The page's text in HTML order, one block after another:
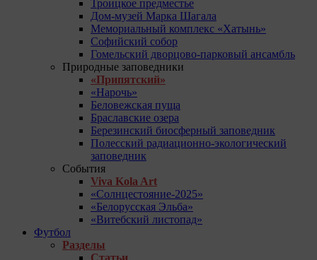
Троицкое предместье
Дом-музей Марка Шагала
Мемориальный комплекс «Хатынь»
Софийский собор
Гомельский дворцово-парковый ансамбль
Природные заповедники
«Припятский»
«Нарочь»
Беловежская пуща
Браславские озера
Березинский биосферный заповедник
Полесский радиационно-экологический
заповедник
События
Viva Kola Art
«Солнцестояние-2025»
«Белорусская Эльба»
«Витебский листопад»
Футбол
Разделы
Статьи